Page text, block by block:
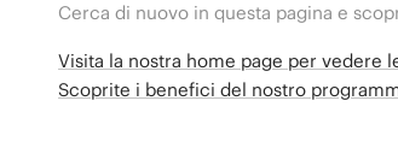
Cerca di nuovo in questa pagina e
Visita la nostra home page per vedere
Scoprite i benefici del nostro